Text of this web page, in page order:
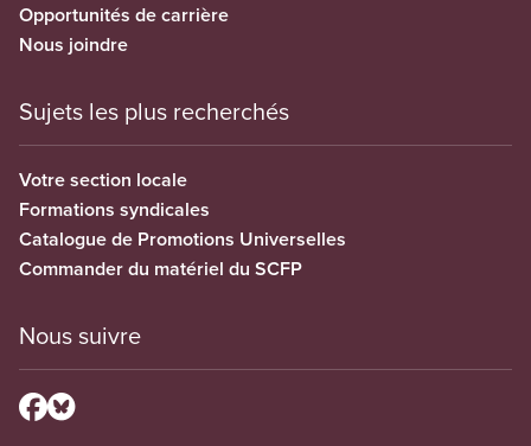
Opportunités de carrière
Nous joindre
Sujets les plus recherchés
Votre section locale
Formations syndicales
Catalogue de Promotions Universelles
Commander du matériel du SCFP
Nous suivre